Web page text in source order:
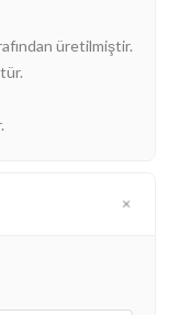
üretilmiştir.